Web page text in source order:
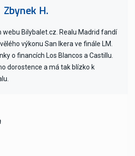
Zbynek H.
webu Bilybalet.cz. Realu Madrid fandí
výkonu San Ikera ve finále LM.
o financích Los Blancos a Castillu.
dorostence a má tak blízko k